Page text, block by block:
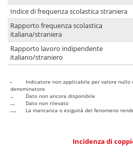
Indice di frequenza scolastica straniera
Rapporto frequenza scolastica
italiana/straniera
Rapporto lavoro indipendente
italiano/straniero
-
Indicatore non applicabile per valore nullo
denominatore
..
Dato non ancora disponibile
...
Dato non rilevato
....
La mancanza o esiguità del fenomeno
Incidenza di